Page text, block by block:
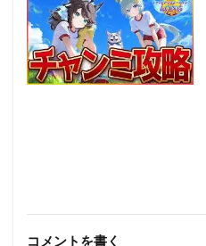
コメントを書く